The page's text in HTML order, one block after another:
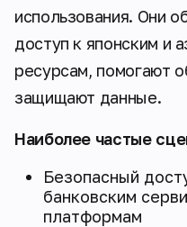
использования. Они
доступ к японским и
ресурсам, помогают
защищают данные.
Наиболее частые
Безопасный
банковским
платформам